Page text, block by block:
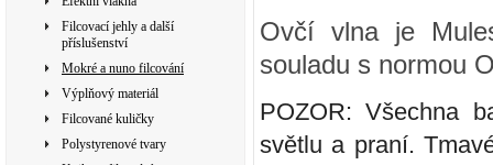
Filcovací jehly a další
příslušenství
Mokré a nuno filcování
Výplňový materiál
Filcované kuličky
Polystyrenové tvary
Ovčí vlna je
souladu s normou
POZOR: Všechna
světlu a praní.